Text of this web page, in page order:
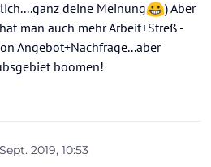
deine Meinung
) Aber
man auch mehr Arbeit+Streß -
Angebot+Nachfrage...aber
boomen!
2019, 10:53
von Kourion9. März 2019, 10:55